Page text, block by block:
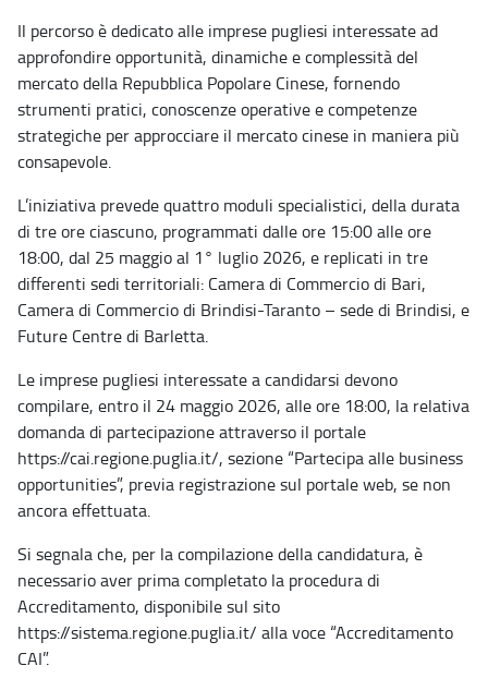
Il percorso è dedicato alle imprese pugliesi interessate ad
approfondire opportunità, dinamiche e complessità del
mercato della Repubblica Popolare Cinese, fornendo
strumenti pratici, conoscenze operative e competenze
strategiche per approcciare il mercato cinese in maniera più
consapevole.
L’iniziativa prevede quattro moduli specialistici, della durata
di tre ore ciascuno, programmati dalle ore 15:00 alle ore
18:00, dal 25 maggio al 1° luglio 2026, e replicati in tre
differenti sedi territoriali: Camera di Commercio di Bari,
Camera di Commercio di Brindisi-Taranto – sede di Brindisi, e
Future Centre di Barletta.
Le imprese pugliesi interessate a candidarsi devono
compilare, entro il 24 maggio 2026, alle ore 18:00, la relativa
domanda di partecipazione attraverso il portale
https://cai.regione.puglia.it/, sezione “Partecipa alle business
opportunities”, previa registrazione sul portale web, se non
ancora effettuata.
Si segnala che, per la compilazione della candidatura, è
necessario aver prima completato la procedura di
Accreditamento, disponibile sul sito
https://sistema.regione.puglia.it/ alla voce “Accreditamento
CAI”.